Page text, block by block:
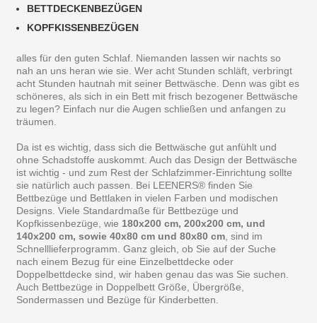
BETTDECKENBEZÜGEN
KOPFKISSENBEZÜGEN
alles für den guten Schlaf. Niemanden lassen wir nachts so
nah an uns heran wie sie. Wer acht Stunden schläft, verbringt
acht Stunden hautnah mit seiner Bettwäsche. Denn was gibt es
schöneres, als sich in ein Bett mit frisch bezogener Bettwäsche
zu legen? Einfach nur die Augen schließen und anfangen zu
träumen.
Da ist es wichtig, dass sich die Bettwäsche gut anfühlt und
ohne Schadstoffe auskommt. Auch das Design der Bettwäsche
ist wichtig - und zum Rest der Schlafzimmer-Einrichtung sollte
sie natürlich auch passen. Bei LEENERS® finden Sie
Bettbezüge und Bettlaken in vielen Farben und modischen
Designs. Viele Standardmaße für Bettbezüge und
Kopfkissenbezüge, wie 180x200 cm, 200x200 cm, und
140x200 cm, sowie 40x80 cm und 80x80 cm , sind im
Schnelllieferprogramm. Ganz gleich, ob Sie auf der Suche
nach einem Bezug für eine Einzelbettdecke oder
Doppelbettdecke sind, wir haben genau das was Sie suchen.
Auch Bettbezüge in Doppelbett Größe, Übergröße,
Sondermassen und Bezüge für Kinderbetten.